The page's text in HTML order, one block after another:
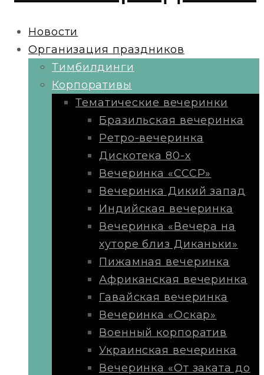
Новости
Организация праздников
Тимбилдинги
Корпоративы
Тематические вечеринки
Бразильская вечеринка
Ретро-вечеринка
Дискотека 80-х
Вечеринка «СССР»
Вечеринка Дикий запад
Индийская вечеринка
Вечеринка «Вечера на
хуторе близ Диканьки»
Пижамная вечеринка
Африканская вечеринка
Гавайская вечеринка
Вечеринка «Оскар»
Военный корпоратив
Украинская вечеринка
Вечеринка «От заката до